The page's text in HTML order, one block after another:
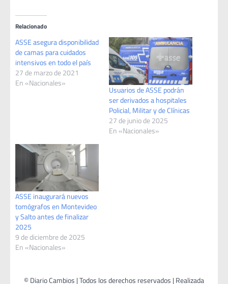
Relacionado
ASSE asegura disponibilidad
de camas para cuidados
intensivos en todo el país
27 de marzo de 2021
En «Nacionales»
Usuarios de ASSE podrán
ser derivados a hospitales
Policial, Militar y de Clínicas
27 de junio de 2025
En «Nacionales»
ASSE inaugurará nuevos
tomógrafos en Montevideo
y Salto antes de finalizar
2025
9 de diciembre de 2025
En «Nacionales»